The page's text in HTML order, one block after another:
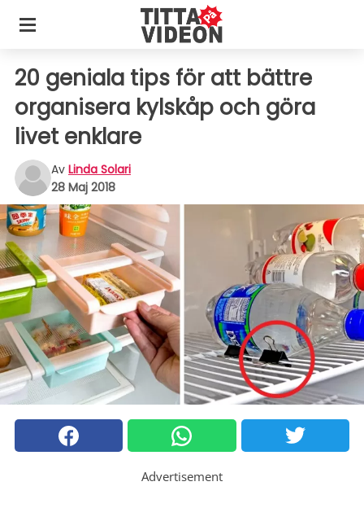
20 geniala tips för att bättre
organisera kylskåp och göra
livet enklare
Av Linda Solari
28 Maj 2018
Advertisement